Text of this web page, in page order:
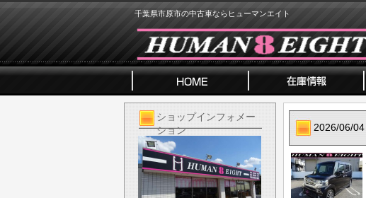
千葉県市原市の中古車ならヒューマンエイト
ショップインフォメー
ション
2026/06/04